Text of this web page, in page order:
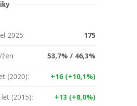
2025: 175
53,7% / 46,3%
(2020): +16 (+10,1%)
(2015): +13 (+8,0%)